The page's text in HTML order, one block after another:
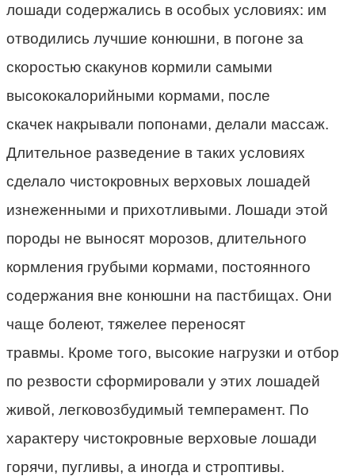
лошади содержались в особых условиях: им
отводились лучшие конюшни, в погоне за
скоростью скакунов кормили самыми
высококалорийными кормами, после
скачек накрывали попонами, делали массаж.
Длительное разведение в таких условиях
сделало чистокровных верховых лошадей
изнеженными и прихотливыми. Лошади этой
породы не выносят морозов, длительного
кормления грубыми кормами, постоянного
содержания вне конюшни на пастбищах. Они
чаще болеют, тяжелее переносят
травмы. Кроме того, высокие нагрузки и отбор
по резвости сформировали у этих лошадей
живой, легковозбудимый темперамент. По
характеру чистокровные верховые лошади
горячи, пугливы, а иногда и строптивы.